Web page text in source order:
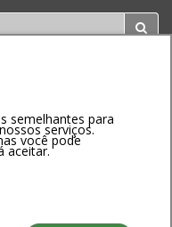
semelhantes para
serviços.
você pode
aceitar.